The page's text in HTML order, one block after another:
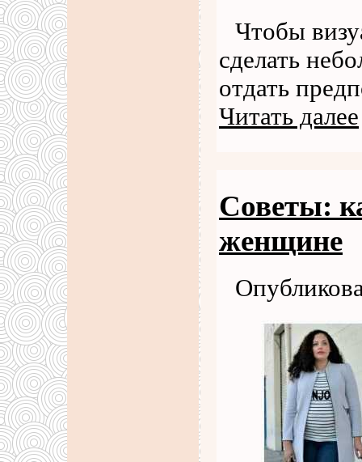
Чтобы
сделать
отдать
Читать далее
Советы:
женщине